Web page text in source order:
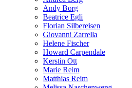
Andy Borg
Beatrice Egli
Florian Silbereisen
Giovanni Zarrella
Helene Fischer
Howard Carpendale
Kerstin Ott
Marie Reim
Matthias Reim